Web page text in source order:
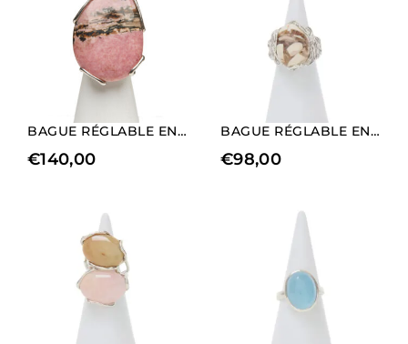
BAGUE RÉGLABLE EN ARGENT DORÉ AVEC RHODONITE
€140,00
BAGUE RÉGLABLE EN ARGENT AVEC JASPE
€98,00